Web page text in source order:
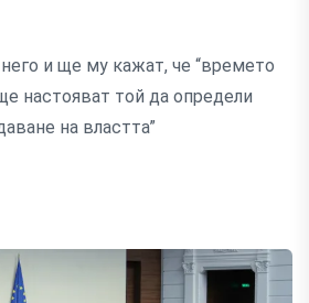
и ще му кажат, че “времето
настояват той да определи
на властта”